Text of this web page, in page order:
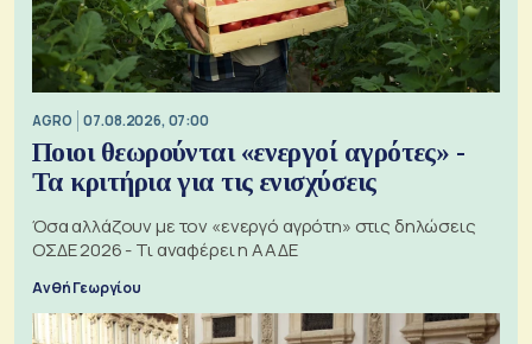
AGRO 07.08.2026, 07:00
Ποιοι θεωρούνται «ενεργοί αγρότες» -
Τα κριτήρια για τις ενισχύσεις
Όσα αλλάζουν με τον «ενεργό αγρότη» στις δηλώσεις
ΟΣΔΕ 2026 - Τι αναφέρει η ΑΑΔΕ
Ανθή Γεωργίου